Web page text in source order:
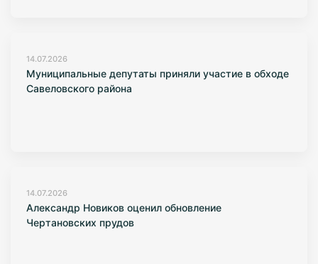
14.07.2026
Муниципальные депутаты приняли участие в обходе
Савеловского района
14.07.2026
Александр Новиков оценил обновление
Чертановских прудов